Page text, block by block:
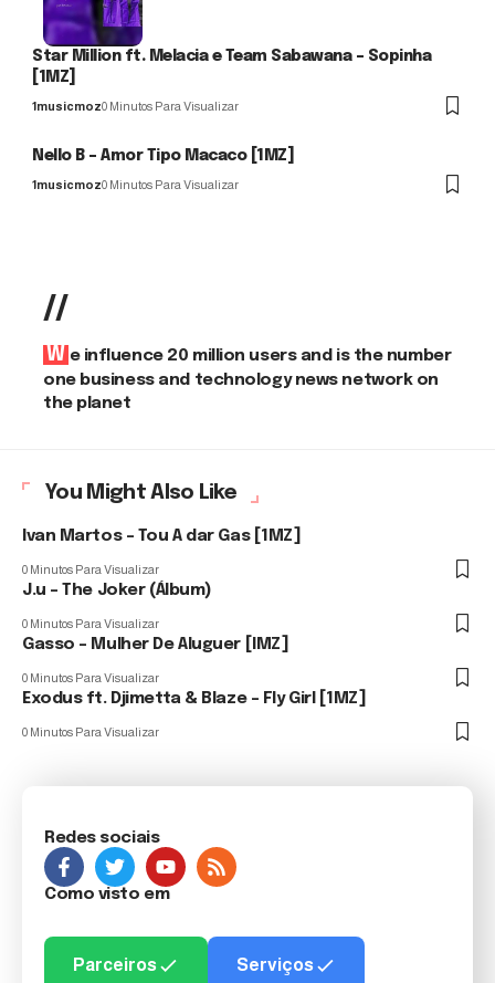
Star Million ft. Melacia e Team Sabawana – Sopinha
[1MZ]
1musicmoz0 Minutos Para Visualizar
Nello B – Amor Tipo Macaco [1MZ]
1musicmoz0 Minutos Para Visualizar
//
We influence 20 million users and is the number
one business and technology news network on
the planet
You Might Also Like
Ivan Martos – Tou A dar Gas [1MZ]
0 Minutos Para Visualizar
J.u – The Joker (Álbum)
0 Minutos Para Visualizar
Gasso – Mulher De Aluguer [IMZ]
0 Minutos Para Visualizar
Exodus ft. Djimetta & Blaze – Fly Girl [1MZ]
0 Minutos Para Visualizar
Redes sociais
Como visto em
Parceiros Serviços